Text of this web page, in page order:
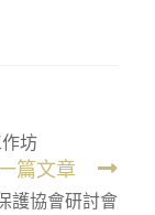
坊
篇文章
護協會研討會